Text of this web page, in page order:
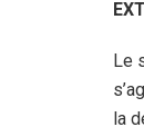
Le
la